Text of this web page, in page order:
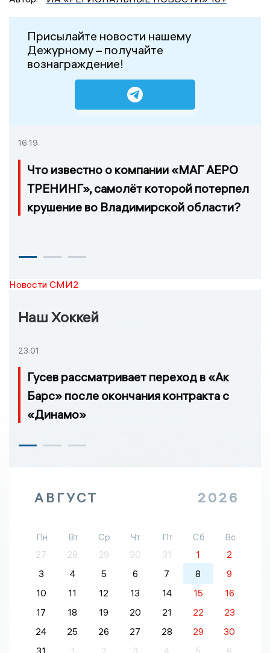
Присылайте новости нашему
Дежурному – получайте
вознаграждение!
16:19
Что известно о компании «МАГ АЕРО
ТРЕНИНГ», самолёт которой потерпел
крушение во Владимирской области?
Новости СМИ2
Наш Хоккей
23:01
Гусев рассматривает переход в «Ак
Барс» после окончания контракта с
«Динамо»
АВГУСТ 2026
Пн Вт Ср Чт Пт Сб
Вс
27
28 29 30 31 1
2
3
4 5 6 7 8
9
10
11 12 13 14 15
16
17
18 19 20 21 22
23
24
25 26 27 28 29
30